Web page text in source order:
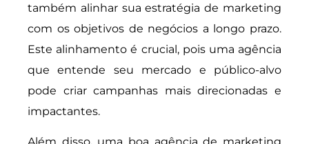
também alinhar sua estratégia de marketing
com os objetivos de negócios a longo prazo.
Este alinhamento é crucial, pois uma agência
que entende seu mercado e público-alvo
pode criar campanhas mais direcionadas e
impactantes.